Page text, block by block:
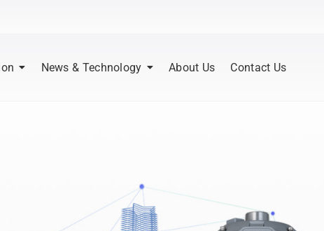
News & Technology About Us Contact Us